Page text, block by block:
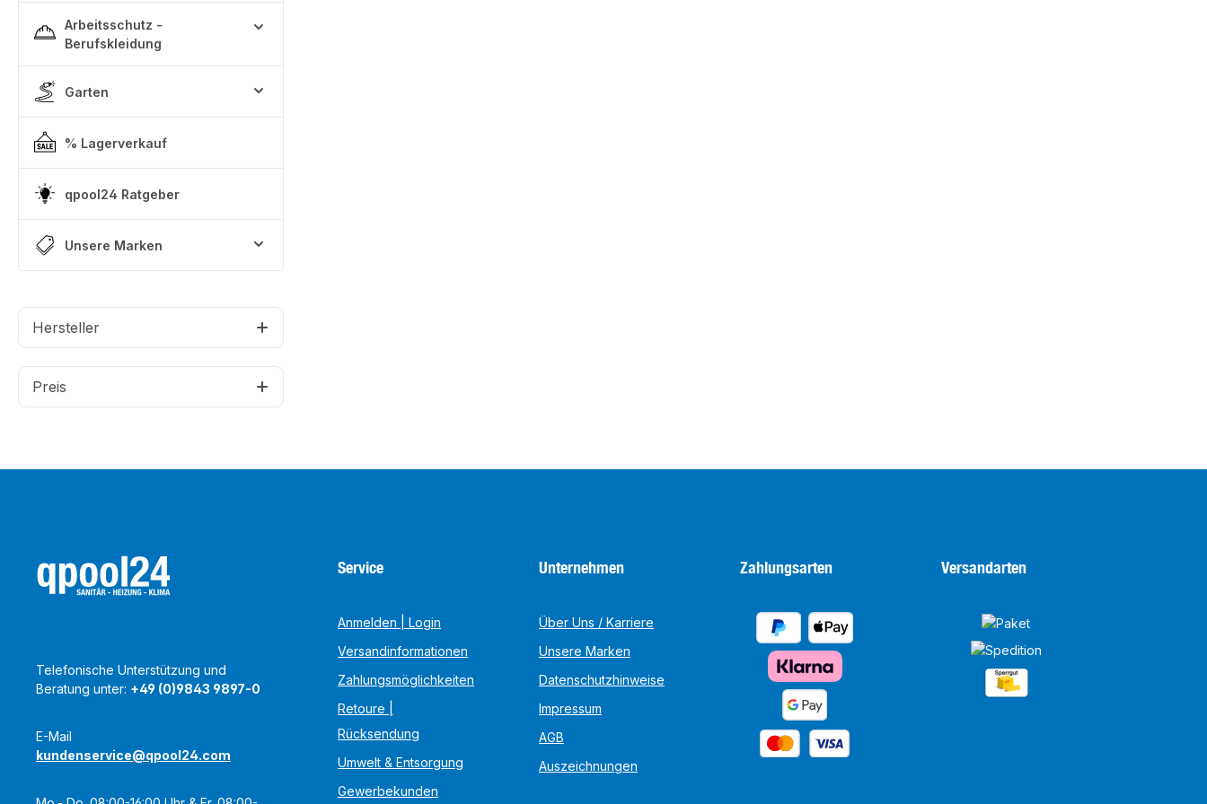
Arbeitsschutz -
Berufskleidung
Garten
% Lagerverkauf
qpool24 Ratgeber
Unsere Marken
Hersteller
Preis
Telefonische Unterstützung und
Beratung unter: +49 (0)9843 9897-0
E-Mail
kundenservice@qpool24.com
Service
Anmelden | Login
Versandinformationen
Zahlungsmöglichkeiten
Retoure |
Rücksendung
Umwelt & Entsorgung
Gewerbekunden
Unternehmen
Über Uns / Karriere
Unsere Marken
Datenschutzhinweise
Impressum
AGB
Auszeichnungen
Zahlungsarten Versandarten